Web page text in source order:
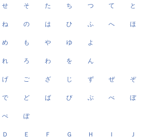
せ そ た ち つ て と
ね の は ひ ふ へ ほ
め も や ゆ よ
れ ろ わ を ん
げ ご ざ じ ず ぜ ぞ
で ど ば び ぶ べ ぼ
ぺ ぽ
Ｄ Ｅ Ｆ Ｇ Ｈ Ｉ Ｊ